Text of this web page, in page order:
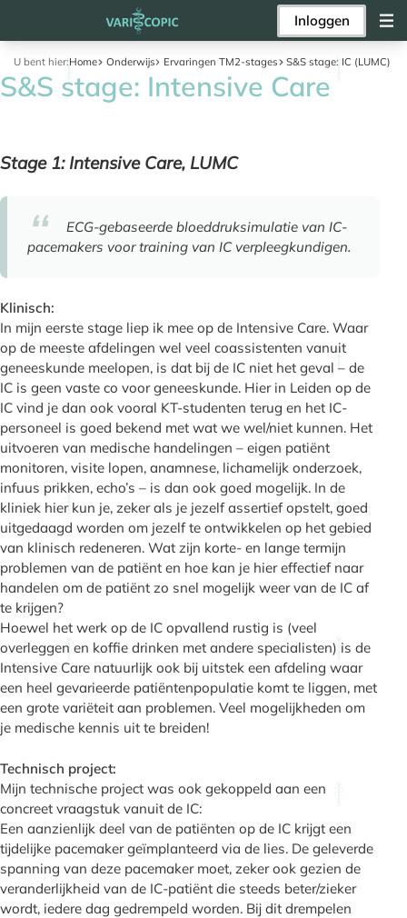
Inloggen
U bent hier:Home Onderwijs Ervaringen TM2-stages S&S stage: IC (LUMC)
S&S stage: Intensive Care
Stage 1: Intensive Care, LUMC
ECG-gebaseerde bloeddruksimulatie van IC-
pacemakers voor training van IC verpleegkundigen.
Klinisch:
In mijn eerste stage liep ik mee op de Intensive Care. Waar
op de meeste afdelingen wel veel coassistenten vanuit
geneeskunde meelopen, is dat bij de IC niet het geval – de
IC is geen vaste co voor geneeskunde. Hier in Leiden op de
IC vind je dan ook vooral KT-studenten terug en het IC-
personeel is goed bekend met wat we wel/niet kunnen. Het
uitvoeren van medische handelingen – eigen patiënt
monitoren, visite lopen, anamnese, lichamelijk onderzoek,
infuus prikken, echo’s – is dan ook goed mogelijk. In de
kliniek hier kun je, zeker als je jezelf assertief opstelt, goed
uitgedaagd worden om jezelf te ontwikkelen op het gebied
van klinisch redeneren. Wat zijn korte- en lange termijn
problemen van de patiënt en hoe kan je hier effectief naar
handelen om de patiënt zo snel mogelijk weer van de IC af
te krijgen?
Hoewel het werk op de IC opvallend rustig is (veel
overleggen en koffie drinken met andere specialisten) is de
Intensive Care natuurlijk ook bij uitstek een afdeling waar
een heel gevarieerde patiëntenpopulatie komt te liggen, met
een grote variëteit aan problemen. Veel mogelijkheden om
je medische kennis uit te breiden!
Technisch project:
Mijn technische project was ook gekoppeld aan een
concreet vraagstuk vanuit de IC:
Een aanzienlijk deel van de patiënten op de IC krijgt een
tijdelijke pacemaker geïmplanteerd via de lies. De geleverde
spanning van deze pacemaker moet, zeker ook gezien de
veranderlijkheid van de IC-patiënt die steeds beter/zieker
wordt, iedere dag gedrempeld worden. Bij dit drempelen